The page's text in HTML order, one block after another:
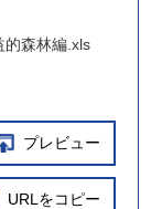
森林編.xls
プレビュー
URLをコピー